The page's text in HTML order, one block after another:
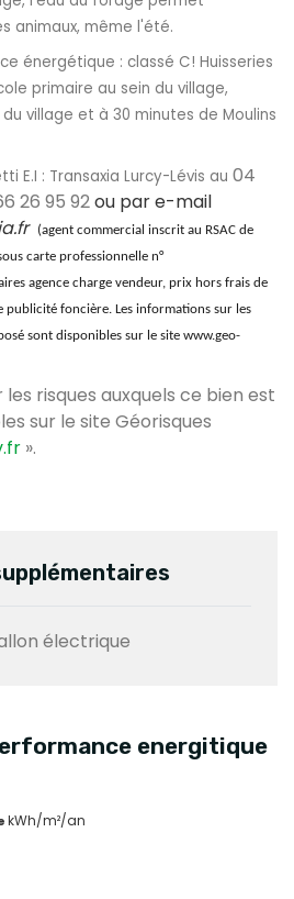
animaux, même l'été.
énergétique : classé C! Huisseries
primaire au sein du village,
village et à 30 minutes de Moulins
E.I : Transaxia Lurcy-Lévis au 04
26 95 92ou par e-mail
(agent commercial inscrit au RSAC de
carte professionnelle n°
agence charge vendeur, prix hors frais de
publicité foncière. Les informations sur les
sont disponibles sur le site www.geo-
les risques auxquels ce bien est
sur le site Géorisques
».
électrique
energitique
kWh/m²/an